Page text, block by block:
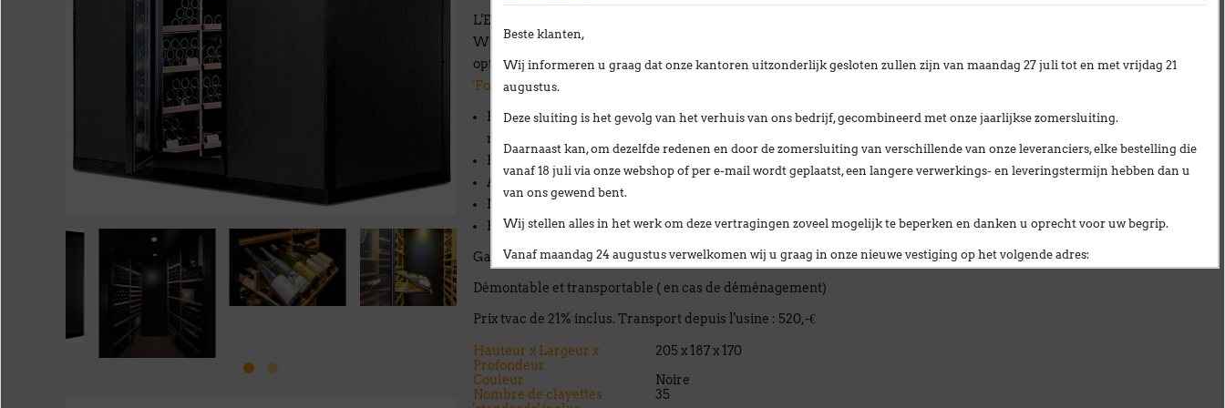
L'Espace 1400 est muni d'un
WineMaster C25X. Une fonction chauffante est à commander en
option (WineMaster C25SX). Plus d'infos sur lapage de produits
'Fondis WineMaster'
Régulation de la température et hygrométrie par le biais d'un
microprocesseur
Puissance frigorifique 550W / Puissance absorbée 400W
Alimentation électrique 230-240V-50 Hz
Niveau sonore à -1m et à -3m 45dB - 40 dB
Eclairage Led intérieur
Garantie de 10 ans sur la structure.
Démontable et transportable ( en cas de déménagement)
Prix tvac de 21% inclus. Transport depuis l'usine : 520,-€
Hauteur x Largeur x
Profondeur
205 x 187 x 170
Couleur
Noire
Nombre de clayettes
35
Beste klanten,
Wij informeren u graag dat onze kantoren uitzonderlijk gesloten zullen zijn van maandag 27 juli tot en met vrijdag 21
augustus.
Deze sluiting is het gevolg van het verhuis van ons bedrijf, gecombineerd met onze jaarlijkse zomersluiting.
Daarnaast kan, om dezelfde redenen en door de zomersluiting van verschillende van onze leveranciers,elke bestelling die
vanaf 18 juli via onze webshop of per e-mail wordt geplaatst, een langere verwerkings- en leveringstermijn hebben dan u
van ons gewend bent.
Wij stellen alles in het werk om deze vertragingen zoveel mogelijk te beperken en danken u oprecht voor uw begrip.
Vanafmaandag 24 augustusverwelkomen wij u graag in onze nieuwe vestiging op het volgende adres:
Broekweg 12W
1601 Sint-Pieters-Leeuw
Wij wensen u een fijne zomer!
François Dubaere en Géraldine Dubaere